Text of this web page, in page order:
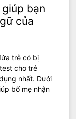
bạn
của
trẻ có bị
cho trẻ
nhất. Dưới
bố mẹ nhận